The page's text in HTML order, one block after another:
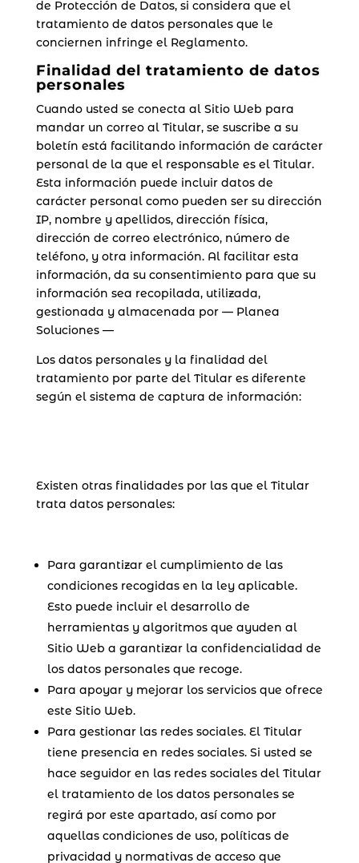
de Protección de Datos, si considera que el
tratamiento de datos personales que le
conciernen infringe el Reglamento.
Finalidad del tratamiento de datos
personales
Cuando usted se conecta al Sitio Web para
mandar un correo al Titular, se suscribe a su
boletín está facilitando información de carácter
personal de la que el responsable es el Titular.
Esta información puede incluir datos de
carácter personal como pueden ser su dirección
IP, nombre y apellidos, dirección física,
dirección de correo electrónico, número de
teléfono, y otra información. Al facilitar esta
información, da su consentimiento para que su
información sea recopilada, utilizada,
gestionada y almacenada por — Planea
Soluciones —
Los datos personales y la finalidad del
tratamiento por parte del Titular es diferente
según el sistema de captura de información:
Existen otras finalidades por las que el Titular
trata datos personales:
Para garantizar el cumplimiento de las
condiciones recogidas en la ley aplicable.
Esto puede incluir el desarrollo de
herramientas y algoritmos que ayuden al
Sitio Web a garantizar la confidencialidad de
los datos personales que recoge.
Para apoyar y mejorar los servicios que ofrece
este Sitio Web.
Para gestionar las redes sociales. El Titular
tiene presencia en redes sociales. Si usted se
hace seguidor en las redes sociales del Titular
el tratamiento de los datos personales se
regirá por este apartado, así como por
aquellas condiciones de uso, políticas de
privacidad y normativas de acceso que